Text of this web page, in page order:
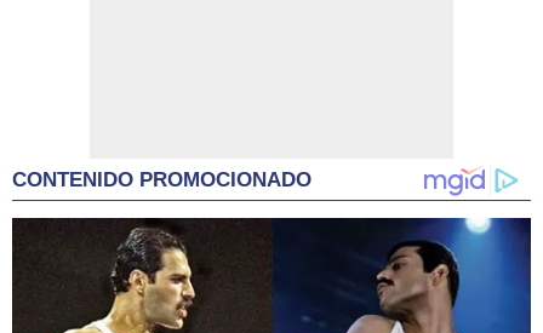
CONTENIDO PROMOCIONADO